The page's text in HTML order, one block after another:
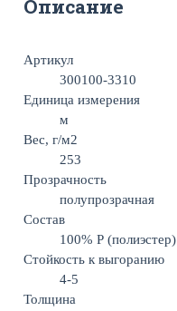
Описание
Артикул
300100-3310
Единица измерения
м
Вес, г/м2
253
Прозрачность
полупрозрачная
Состав
100% Р (полиэстер)
Стойкость к выгоранию
4-5
Толщина